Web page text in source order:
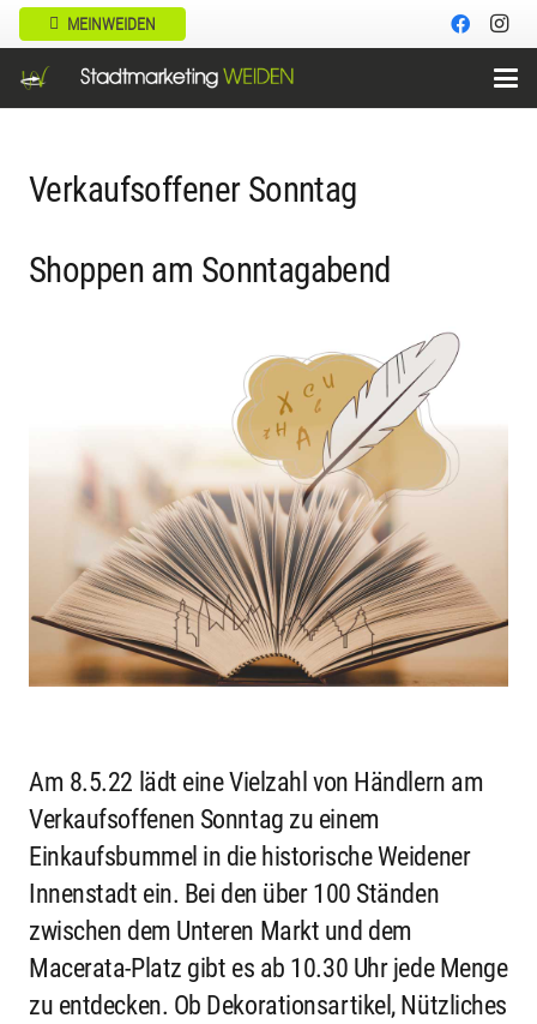
MEINWEIDEN
Verkaufsoffener Sonntag
Shoppen am Sonntagabend
Am 8.5.22 lädt eine Vielzahl von Händlern am
Verkaufsoffenen Sonntag zu einem
Einkaufsbummel in die historische Weidener
Innenstadt ein. Bei den über 100 Ständen
zwischen dem Unteren Markt und dem
Macerata-Platz gibt es ab 10.30 Uhr jede Menge
zu entdecken. Ob Dekorationsartikel, Nützliches